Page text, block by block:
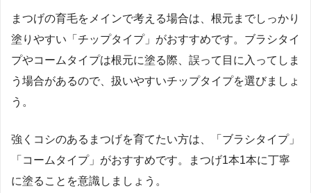
まつげの育毛をメインで考える場合は、根元までしっかり
塗りやすい「チップタイプ」がおすすめです。ブラシタイ
プやコームタイプは根元に塗る際、誤って目に入ってしま
う場合があるので、扱いやすいチップタイプを選びましょ
う。
強くコシのあるまつげを育てたい方は、「ブラシタイプ」
「コームタイプ」がおすすめです。まつげ1本1本に丁寧
に塗ることを意識しましょう。